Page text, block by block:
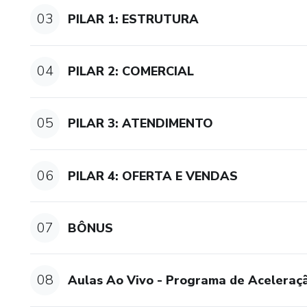
03 PILAR 1: ESTRUTURA
04 PILAR 2: COMERCIAL
05 PILAR 3: ATENDIMENTO
06 PILAR 4: OFERTA E VENDAS
07 BÔNUS
08 Aulas Ao Vivo - Programa de